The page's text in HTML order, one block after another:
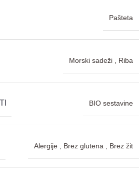
Pašteta
Morski sadeži Riba
BIO sestavine
Alergije Brez glutena Brez žit